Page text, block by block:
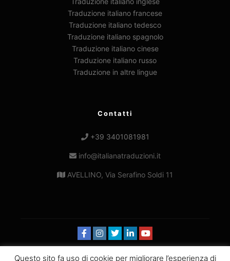
Traduzione italiano francese
Traduzione italiano tedesco
Traduzione italiano spagnolo
Traduzione italiano cinese
Traduzione italiano russo
Traduzione in altre lingue
Contatti
+39 3401081981
info@italianatraduzioni.it
AVELLINO, Via Serafino Soldi 11
© 2019-2025Italiana Traduzioni|Powered by:
Questo sito fa uso di cookie per migliorare l’esperienza di